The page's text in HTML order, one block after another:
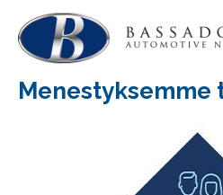
Menestyksemme